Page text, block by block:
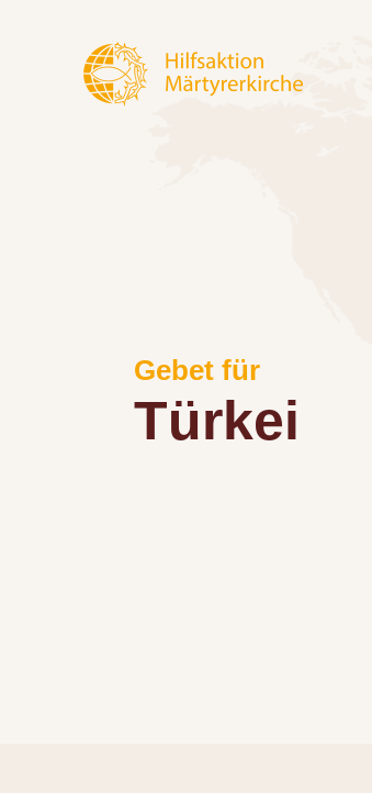
Gebet für
Türkei